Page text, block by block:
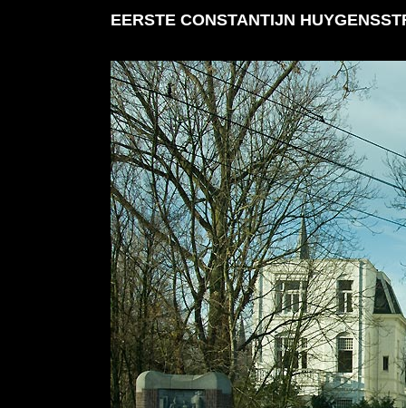
EERSTE CONSTANTIJN